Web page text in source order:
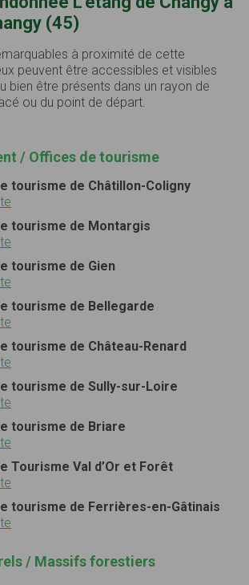
(45)
à proximité de cette
peuvent être accessibles et visibles
bien être présents dans un rayon de
ou du point de départ.
/ Offices de tourisme
tourisme de Châtillon-Coligny
tourisme de Montargis
tourisme de Gien
tourisme de Bellegarde
tourisme de Château-Renard
tourisme de Sully-sur-Loire
tourisme de Briare
Tourisme Val d’Or et Forêt
tourisme de Ferrières-en-Gâtinais
/ Massifs forestiers